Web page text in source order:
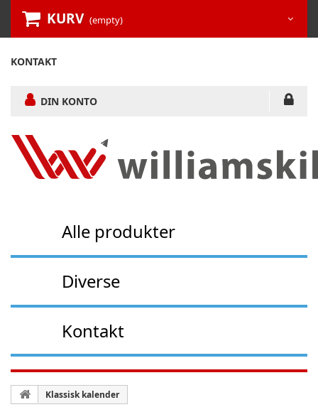
KURV (empty)
KONTAKT
DIN KONTO
Alle produkter
Diverse
Kontakt
Klassisk kalender